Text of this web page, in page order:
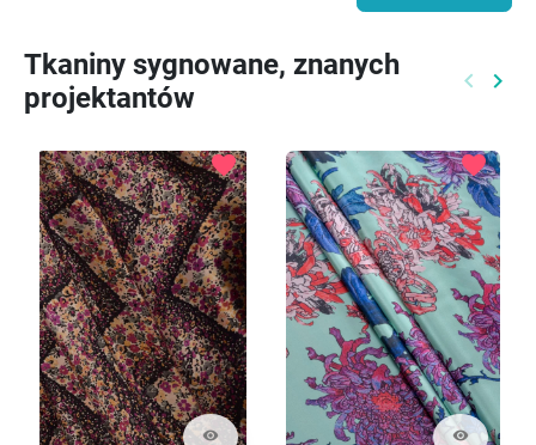
Tkaniny sygnowane, znanych
projektantów
keyboard_arrow_left keyboard_arrow_right
visibility
favorite
visibility
favorite